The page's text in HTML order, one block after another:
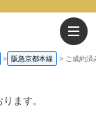
阪急京都本線 ご成約済
ます。